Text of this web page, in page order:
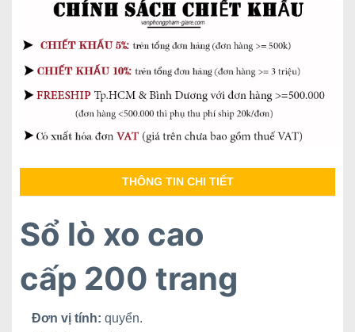
THÔNG TIN CHI TIẾT
Sổ lò xo cao
cấp 200 trang
Đơn vị tính: quyển.